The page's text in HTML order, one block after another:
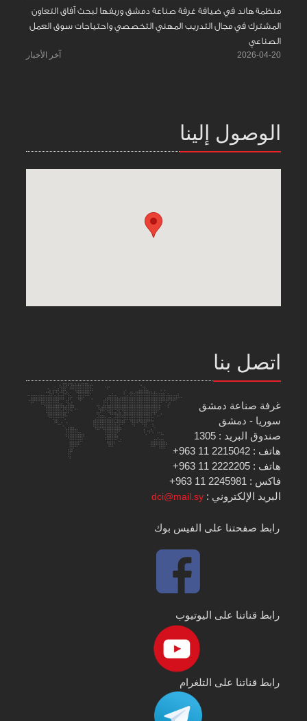
منظمة هاند في ضيافة غرفة صناعة دمشق وريفها لبحث آفاق التعاون
المشترك في مجال التدريب المهني التخصصي واحتياجات سوق العمل
الصناعي
2026-04-20 آخر الأخبار
الوصول إلينا
اتصل بنا
غرفة صناعة دمشق
سوريا - دمشق
صندوق البريد : 1305
هاتف : 2215042 11 963+
هاتف : 2222205 11 963+
فاكس : 2245981 11 963+
البريد الإلكتروني :dci@mail.sy
رابط صفحتنا على الفيس بوك
رابط قناتنا على اليوتيوب
رابط قناتنا على التلغرام